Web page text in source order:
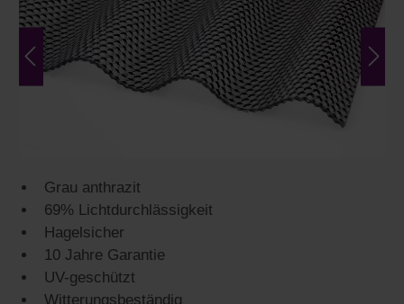
Grau anthrazit
69% Lichtdurchlässigkeit
Hagelsicher
10 Jahre Garantie
UV-geschützt
Witterungsbeständig